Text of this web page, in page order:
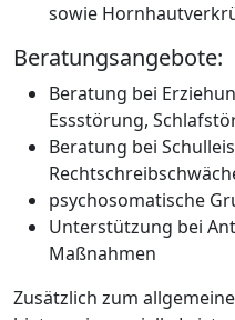
sowie
Beratungsangebote:
Beratung bei
Essstörung,
Beratung bei
psychosomatische
Unterstützung bei
Maßnahmen
Zusätzlich zum